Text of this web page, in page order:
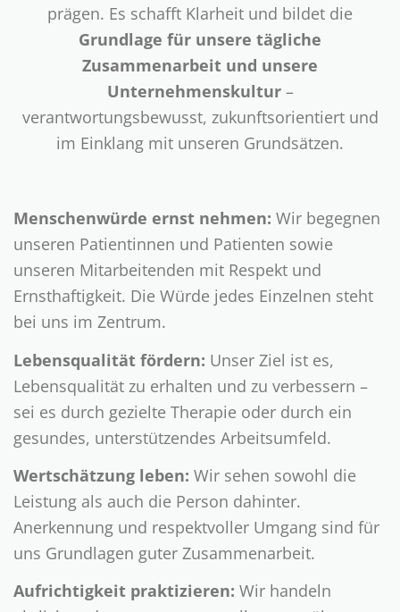
prägen. Es schafft Klarheit und bildet die
Grundlage für unsere tägliche
Zusammenarbeit und unsere
Unternehmenskultur–
verantwortungsbewusst, zukunftsorientiert und
im Einklang mit unseren Grundsätzen.
Menschenwürde ernst nehmen: Wir begegnen
unseren Patientinnen und Patienten sowie
unseren Mitarbeitenden mit Respekt und
Ernsthaftigkeit. Die Würde jedes Einzelnen steht
bei uns im Zentrum.
Lebensqualität fördern: Unser Ziel ist es,
Lebensqualität zu erhalten und zu verbessern –
sei es durch gezielte Therapie oder durch ein
gesundes, unterstützendes Arbeitsumfeld.
Wertschätzung leben: Wir sehen sowohl die
Leistung als auch die Person dahinter.
Anerkennung und respektvoller Umgang sind für
uns Grundlagen guter Zusammenarbeit.
Aufrichtigkeit praktizieren: Wir handeln